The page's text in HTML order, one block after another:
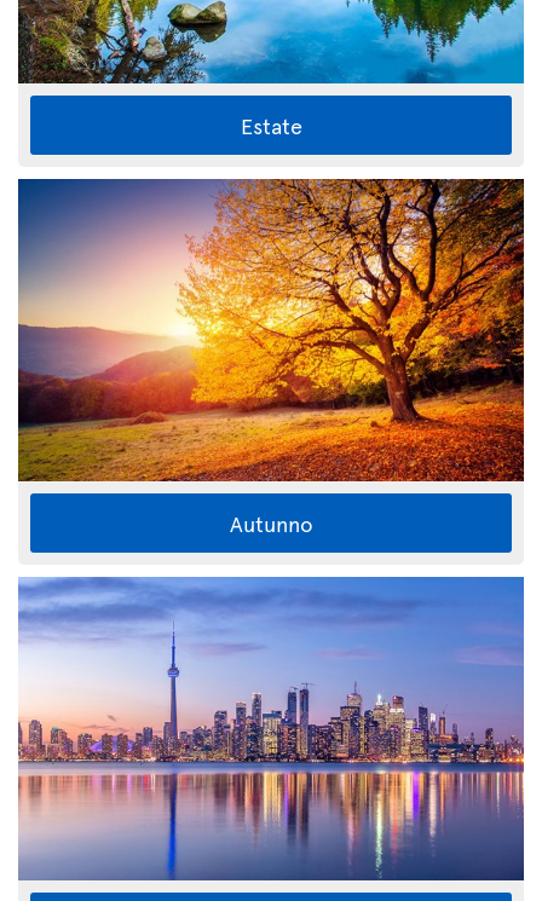
Estate
Autunno